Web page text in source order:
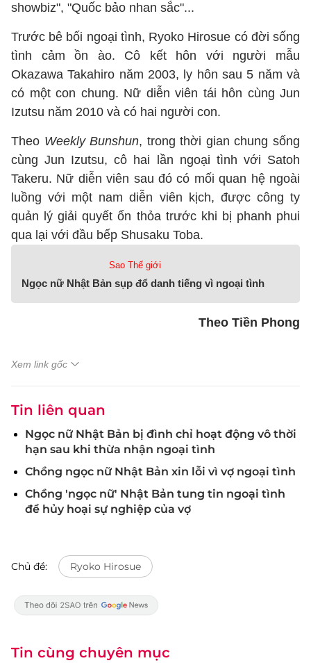
showbiz", "Quốc bảo nhan sắc"...
Trước bê bối ngoại tình, Ryoko Hirosue có đời sống
tình cảm ồn ào. Cô kết hôn với người mẫu
Okazawa Takahiro năm 2003, ly hôn sau 5 năm và
có một con chung. Nữ diễn viên tái hôn cùng Jun
Izutsu năm 2010 và có hai người con.
Theo Weekly Bunshun, trong thời gian chung sống
cùng Jun Izutsu, cô hai lần ngoại tình với Satoh
Takeru. Nữ diễn viên sau đó có mối quan hệ ngoài
luồng với một nam diễn viên kịch, được công ty
quản lý giải quyết ổn thỏa trước khi bị phanh phui
qua lại với đầu bếp Shusaku Toba.
Sao Thế giới
Ngọc nữ Nhật Bản sụp đổ danh tiếng vì ngoại tình
Theo Tiền Phong
Xem link gốc
Tin liên quan
Ngọc nữ Nhật Bản bị đình chỉ hoạt động vô thời
hạn sau khi thừa nhận ngoại tình
Chồng ngọc nữ Nhật Bản xin lỗi vì vợ ngoại tình
Chồng 'ngọc nữ' Nhật Bản tung tin ngoại tình
để hủy hoại sự nghiệp của vợ
Chủ đề: Ryoko Hirosue
Tin cùng chuyên mục